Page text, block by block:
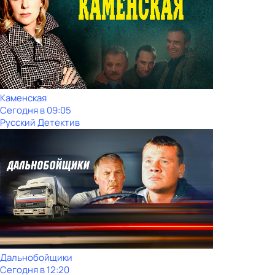
Каменская
Сегодня в 09:05
Русский Детектив
Дальнобойщики
Сегодня в 12:20